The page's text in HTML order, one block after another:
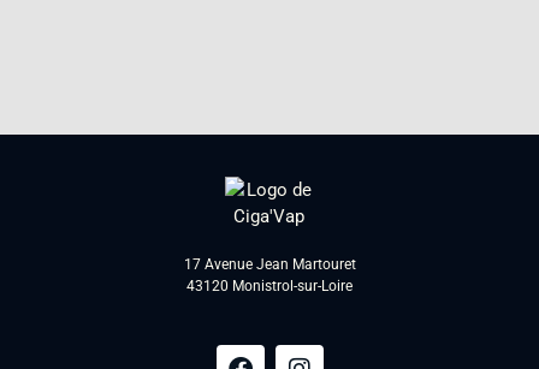
17 Avenue Jean Martouret
43120 Monistrol-sur-Loire